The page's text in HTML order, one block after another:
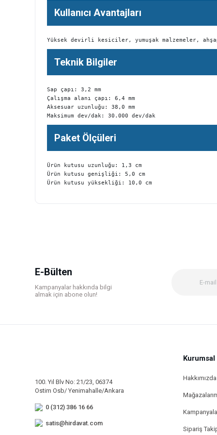
Kullanıcı Avantajları
Yüksek devirli kesiciler, yumuşak malzemeler,
Teknik Bilgiler
Sap çapı: 3,2 mm
Çalışma alanı çapı: 6,4 mm
Aksesuar uzunluğu: 38,0 mm
Maksimum dev/dak: 30.000 dev/dak
Paket Ölçüleri
Ürün kutusu uzunluğu: 1,3 cm
Ürün kutusu genişliği: 5,0 cm
Ürün kutusu yüksekliği: 10,0 cm
Bu ürünün fiyat bilgisi, resim, ürün açıklamalarında ve diğer
Bu ürüne benzer farklı alternatifler olmalı.
E-Bülten
Kampanyalar hakkında bilgi
almak için abone olun!
100. Yıl Blv No: 21/23, 06374
Ostim Osb/ Yenimahalle/Ankara
0 (312) 386 16 66
satis@hirdavat.com
Kurumsal
Hakkımızda
Sipariş